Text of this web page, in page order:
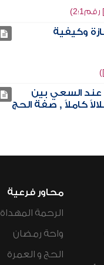
وكيفية
عند السعي بين
كاملاً , صفة الحج
محاور فرعية
الرحمة المهداة
واحة رمضان
الحج و العمرة